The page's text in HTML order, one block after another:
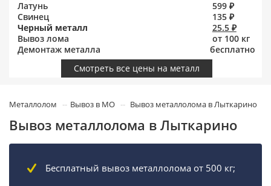
Латунь
599 ₽
Свинец
135 ₽
Черный металл
25.5 ₽
Вывоз лома
от 100 кг
Демонтаж металла
бесплатно
Смотреть все цены на металл
Металлолом Вывоз в МО Вывоз металлолома в Лыткарино
Вывоз металлолома в Лыткарино
Бесплатный вывоз металлолома от 500 кг;